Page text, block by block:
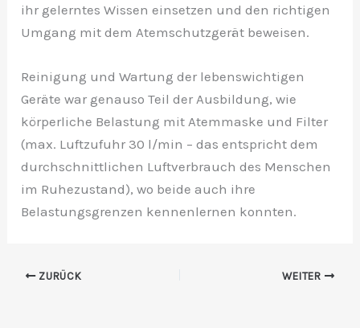
ihr gelerntes Wissen einsetzen und den richtigen
Umgang mit dem Atemschutzgerät beweisen.
Reinigung und Wartung der lebenswichtigen
Geräte war genauso Teil der Ausbildung, wie
körperliche Belastung mit Atemmaske und Filter
(max. Luftzufuhr 30 l/min – das entspricht dem
durchschnittlichen Luftverbrauch des Menschen
im Ruhezustand), wo beide auch ihre
Belastungsgrenzen kennenlernen konnten.
ZURÜCK WEITER